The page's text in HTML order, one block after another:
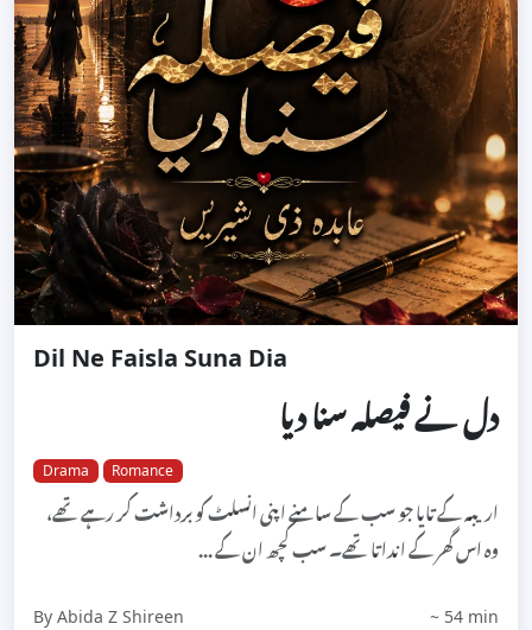
Dil Ne Faisla Suna Dia
دل نے فیصلہ سنا دیا
Drama Romance
اریبہ کے تایا جو سب کے سامنے اپنی انسلٹ کو برداشت کر رہے تھے،
وہ اس گھر کے انداتا تھے۔ سب کچھ ان کے ...
By Abida Z Shireen ~ 54 min